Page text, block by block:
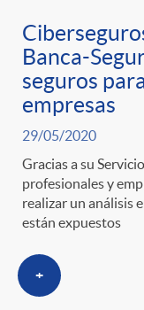
o
r
i
a
s
Banca-
seguros
empresas
29/05/2020
Gracias a su
profesionales y
realizar un análisis
están expuestos
+